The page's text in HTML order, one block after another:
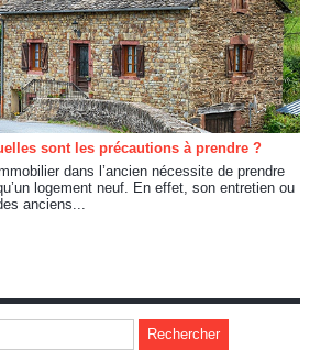
sont les précautions à prendre ?
dans l’ancien nécessite de prendre
logement neuf. En effet, son entretien ou
anciens...